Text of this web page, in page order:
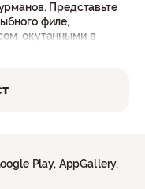
Представьте
филе,
окутанными в
роллы и сделать
С доставкой роллов
офиса, а экономия
Play, AppGallery,